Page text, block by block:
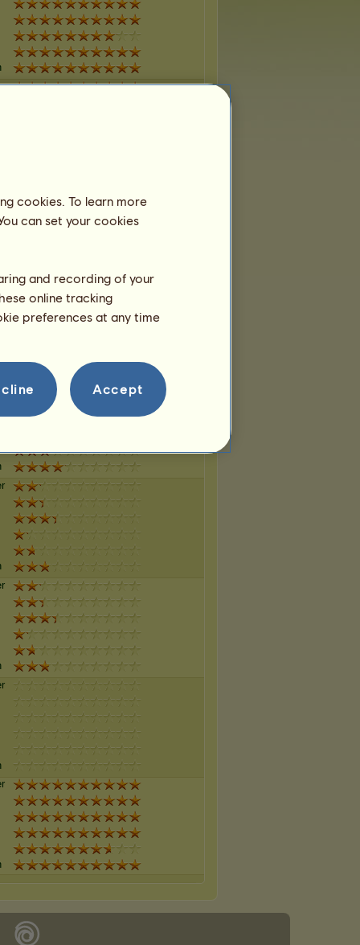
cookies. To learn more
can set your cookies
and recording of your
online tracking
preferences at any time
Accept